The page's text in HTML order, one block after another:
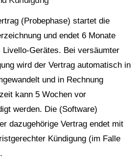
(Probephase) startet die
und endet 6 Monate
Livello-Gerätes. Bei versäumter
wird der Vertrag automatisch in
und in Rechnung
kann 5 Wochen vor
werden. Die (Software)
dazugehörige Vertrag endet mit
Kündigung (im Falle